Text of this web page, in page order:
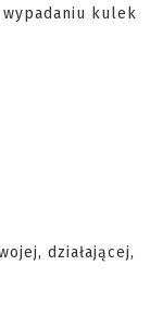
kulek
działającej,